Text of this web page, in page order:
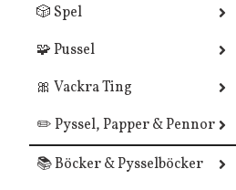
🎲 Spel
🧩 Pussel
🎀 Vackra Ting
✏️ Pyssel, Papper & Pennor
📚 Böcker & Pysselböcker